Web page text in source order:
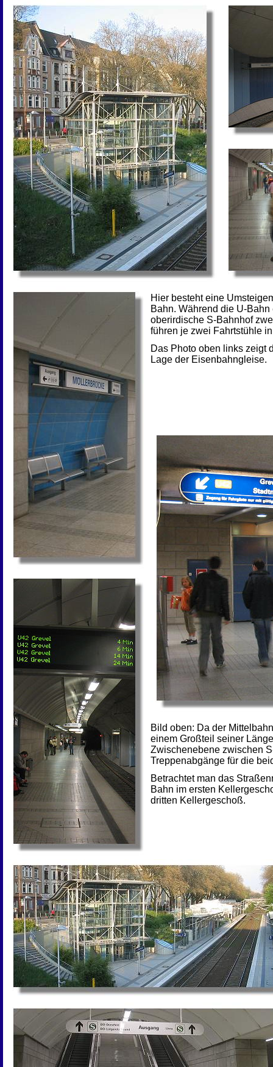
Hier besteht eine
Bahn. Während die U-
oberirdische S-Bahnhof
führen je zwei Fahrtstühle
Das Photo oben links zeigt
Lage der Eisenbahngleise.
Bild oben: Da der
einem Großteil seiner
Zwischenebene zwischen
Treppenabgänge für die
Betrachtet man das
Bahn im ersten
dritten Kellergeschoß.